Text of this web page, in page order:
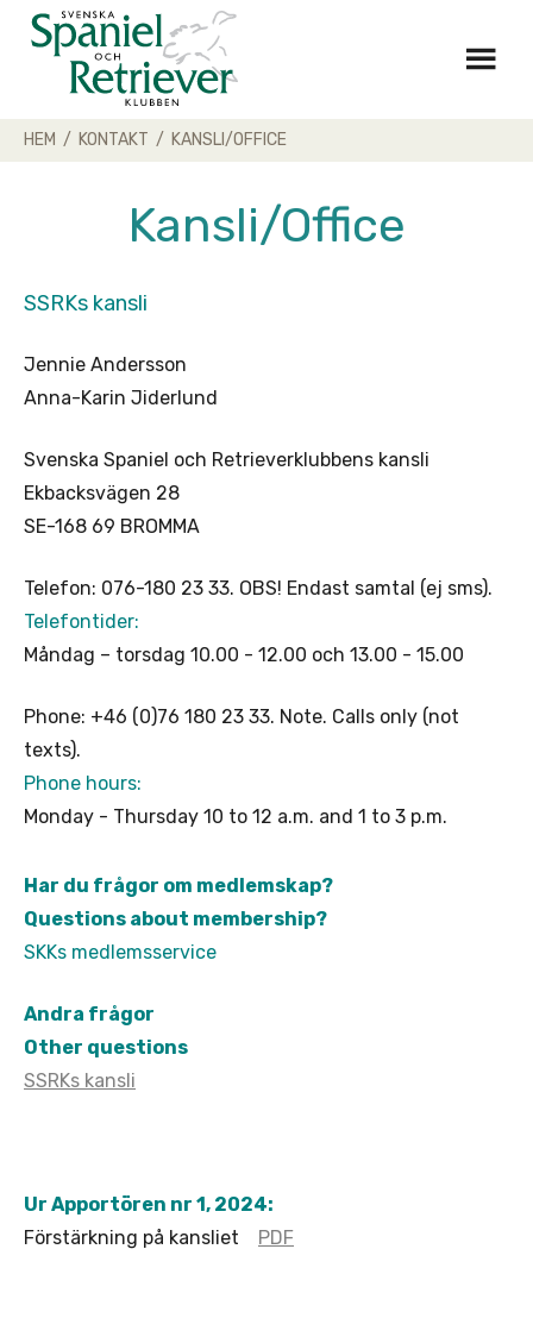
Skip
HEM / KONTAKT / KANSLI/OFFICE
Kansli/Office
SSRKs kansli
Jennie Andersson
Anna-Karin Jiderlund
Svenska Spaniel och Retrieverklubbens kansli
Ekbacksvägen 28
SE-168 69 BROMMA
Telefon: 076-180 23 33. OBS! Endast samtal (ej sms).
Telefontider:
Måndag – torsdag 10.00 - 12.00 och 13.00 - 15.00
Phone: +46 (0)76 180 23 33. Note. Calls only (not
texts).
Phone hours:
Monday - Thursday 10 to 12 a.m. and 1 to 3 p.m.
Har du frågor om medlemskap?
Questions about membership?
SKKs medlemsservice
Andra frågor
Other questions
SSRKs kansli
Ur Apportören nr 1, 2024:
Förstärkning på kansliet PDF